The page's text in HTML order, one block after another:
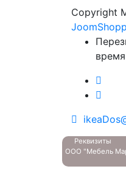
Copyright
время
Реквизиты
ООО "Мебель